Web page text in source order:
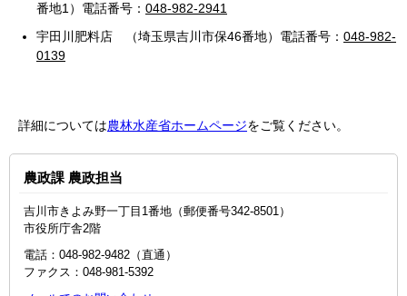
番地1）電話番号： 048‐982‐2941
宇田川肥料店 （埼玉県吉川市保46番地）電話番号： 048-982-
0139
詳細については農林水産省ホームページをご覧ください。
農政課 農政担当
吉川市きよみ野一丁目1番地（郵便番号342-8501）
市役所庁舎2階
電話：048-982-9482（直通）
ファクス：048-981-5392